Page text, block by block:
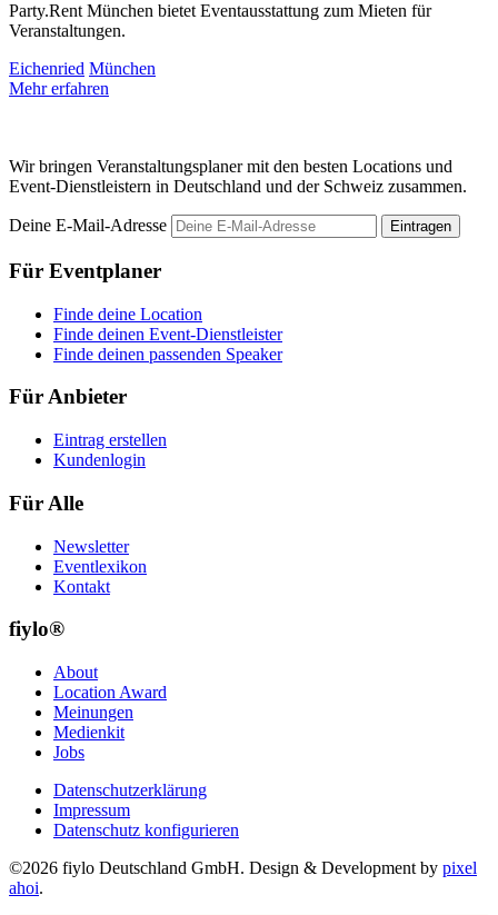
Party.Rent München bietet Eventausstattung zum Mieten für
Veranstaltungen.
Eichenried München
Mehr erfahren
Wir bringen Veranstaltungsplaner mit den besten Locations und
Event-Dienstleistern in Deutschland und der Schweiz zusammen.
Deine E-Mail-Adresse Eintragen
Für Eventplaner
Finde deine Location
Finde deinen Event-Dienstleister
Finde deinen passenden Speaker
Für Anbieter
Eintrag erstellen
Kundenlogin
Für Alle
Newsletter
Eventlexikon
Kontakt
fiylo®
About
Location Award
Meinungen
Medienkit
Jobs
Datenschutzerklärung
Impressum
Datenschutz konfigurieren
©2026 fiylo Deutschland GmbH. Design & Development by pixel
ahoi.